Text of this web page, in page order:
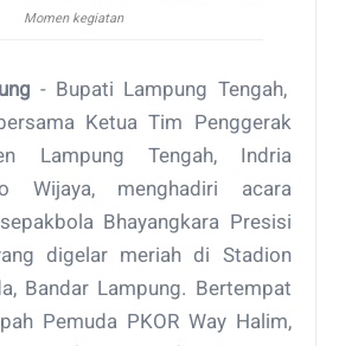
Momen kegiatan
- Bupati Lampung Tengah,
Ketua Tim Penggerak
Lampung Tengah, Indria
Wijaya, menghadiri acara
Bhayangkara Presisi
digelar meriah di Stadion
Bandar Lampung. Bertempat
Pemuda PKOR Way Halim,